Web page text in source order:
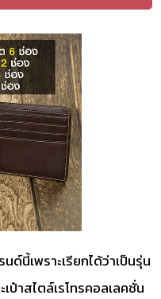
ด์นี้เพราะเรียกได้ว่าเป็นรุ่น
ป๋าสไตล์เรโทรคอลเลคชั่น